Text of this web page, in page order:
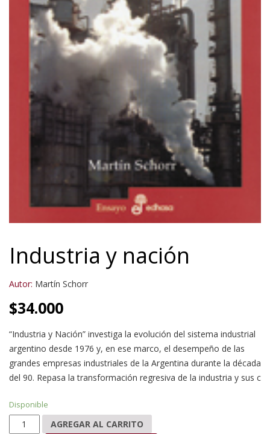
Industria y nación
Autor: Martín Schorr
$34.000
“Industria y Nación” investiga la evolución del sistema industrial
argentino desde 1976 y, en ese marco, el desempeño de las
grandes empresas industriales de la Argentina durante la década
del 90. Repasa la transformación regresiva de la industria y sus c
Disponible
Industria y nación cantidad
AGREGAR AL CARRITO